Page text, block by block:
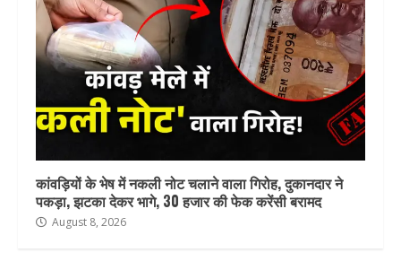
कांवड़ियों के भेष में नकली नोट चलाने वाला गिरोह, दुकानदार ने
पकड़ा, झटका देकर भागे, 30 हजार की फेक करेंसी बरामद
August 8, 2026